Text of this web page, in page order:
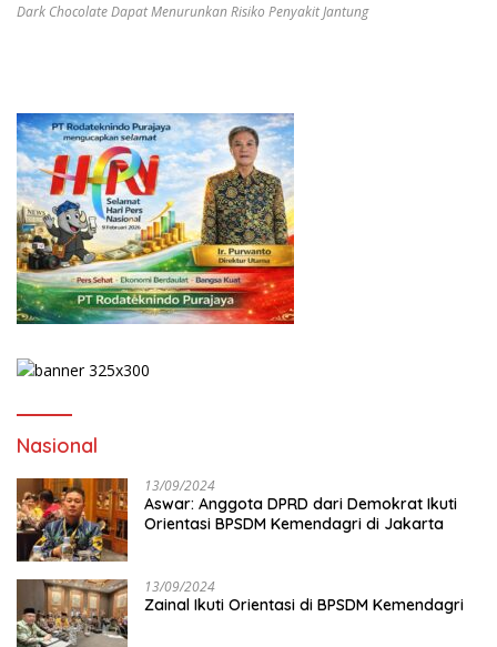
Dark Chocolate Dapat Menurunkan Risiko Penyakit Jantung
Nasional
13/09/2024
Aswar: Anggota DPRD dari Demokrat Ikuti
Orientasi BPSDM Kemendagri di Jakarta
13/09/2024
Zainal Ikuti Orientasi di BPSDM Kemendagri